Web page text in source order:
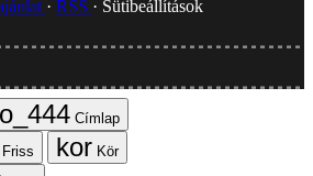
RSS
Sütibeállítások
Címlap
Friss
Kör